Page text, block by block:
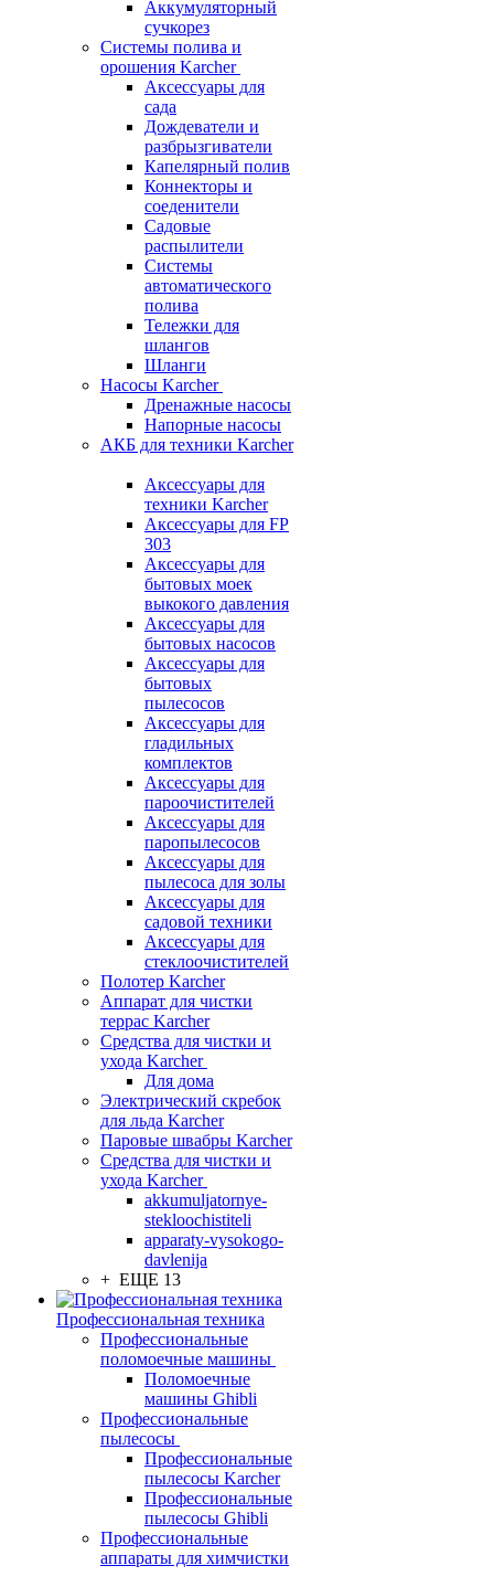
Аккумуляторный
сучкорез
Системы полива и
орошения Karcher
Аксессуары для
сада
Дождеватели и
разбрызгиватели
Капелярный полив
Коннекторы и
соеденители
Садовые
распылители
Системы
автоматического
полива
Тележки для
шлангов
Шланги
Насосы Karcher
Дренажные насосы
Напорные насосы
АКБ для техники Karcher
Аксессуары для
техники Karcher
Аксессуары для FP
303
Аксессуары для
бытовых моек
выкокого давления
Аксессуары для
бытовых насосов
Аксессуары для
бытовых
пылесосов
Аксессуары для
гладильных
комплектов
Аксессуары для
пароочистителей
Аксессуары для
паропылесосов
Аксессуары для
пылесоса для золы
Аксессуары для
садовой техники
Аксессуары для
стеклоочистителей
Полотер Karcher
Аппарат для чистки
террас Karcher
Средства для чистки и
ухода Karcher
Для дома
Электрический скребок
для льда Karcher
Паровые швабры Karcher
Средства для чистки и
ухода Karcher
akkumuljatornye-
stekloochistiteli
apparaty-vysokogo-
davlenija
+ ЕЩЕ 13
Профессиональная техника
Профессиональные
поломоечные машины
Поломоечные
машины Ghibli
Профессиональные
пылесосы
Профессиональные
пылесосы Karcher
Профессиональные
пылесосы Ghibli
Профессиональные
аппараты для химчистки